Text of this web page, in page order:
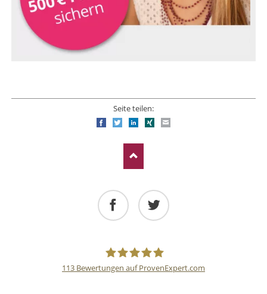
Seite teilen:
FacebookTwitterLinkedIn
Xing
113 Bewertungen auf ProvenExpert.com